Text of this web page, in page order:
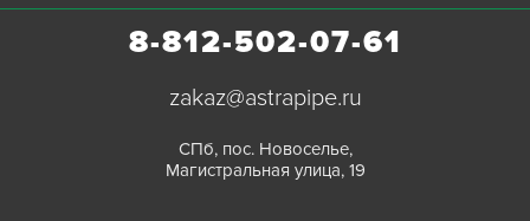
8-812-502-07-61
zakaz@astrapipe.ru
СПб, пос. Новоселье,
Магистральная улица, 19